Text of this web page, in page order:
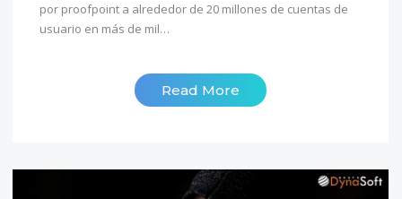
por proofpoint a alrededor de 20 millones de cuentas de
usuario en más de mil…
Read More